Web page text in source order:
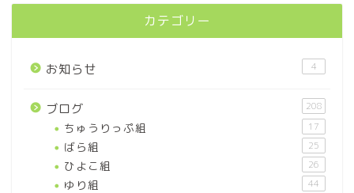
カテゴリー
お知らせ 4
ブログ 208
ちゅうりっぷ組 17
ばら組 25
ひよこ組 26
ゆり組 44